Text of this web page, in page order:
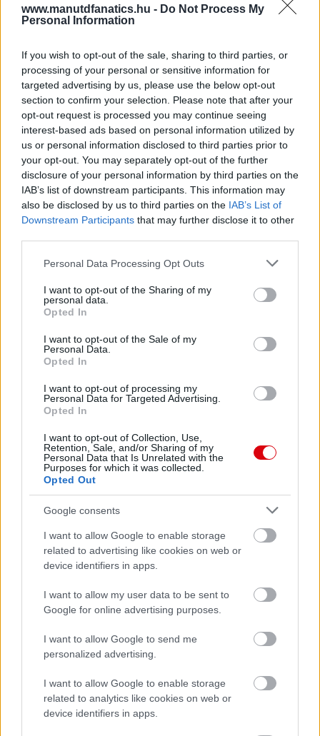
www.manutdfanatics.hu - Do Not Process My
Personal Information
If you wish to opt-out of the sale, sharing to third parties, or
processing of your personal or sensitive information for
targeted advertising by us, please use the below opt-out
section to confirm your selection. Please note that after your
opt-out request is processed you may continue seeing
interest-based ads based on personal information utilized by
us or personal information disclosed to third parties prior to
your opt-out. You may separately opt-out of the further
disclosure of your personal information by third parties on the
IAB’s list of downstream participants. This information may
also be disclosed by us to third parties on the IAB’s List of
Downstream Participants that may further disclose it to other
Please note that this website/app uses one or more Google
not limited to your visit or usage behaviour. You may click to
grant or deny consent to Google and its third-party tags to
use your data for below specified purposes in below Google
consent section.
Personal Data Processing Opt Outs
I want to opt-out of the Sharing of my
personal data.
Opted In
I want to opt-out of the Sale of my
Personal Data.
Opted In
I want to opt-out of processing my
Personal Data for Targeted Advertising.
Opted In
I want to opt-out of Collection, Use,
Retention, Sale, and/or Sharing of my
Personal Data that Is Unrelated with the
Purposes for which it was collected.
Opted Out
Google consents
I want to allow Google to enable storage
related to advertising like cookies on web or
device identifiers in apps.
I want to allow my user data to be sent to
Google for online advertising purposes.
I want to allow Google to send me
personalized advertising.
I want to allow Google to enable storage
related to analytics like cookies on web or
device identifiers in apps.
Meccs Center
Paris Saint-Germainvs
Manchester United
Felkészülési szezon 4. mérkőzés
Nya Ullevi, Göteborg
2026-08-08 17:00
Leeds UnitedvsManchester United 2026-08-12 20:30
ELŐZŐ MÉRKŐZÉSEK
Támogatás
Támogasd adományoddal
a ManUtdFanatics.hu működését!
ÁTIGAZOLÁSOK